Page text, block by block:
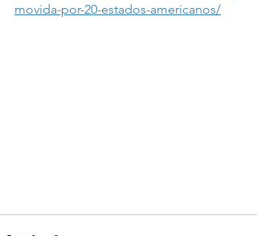
movida-por-20-estados-americanos/